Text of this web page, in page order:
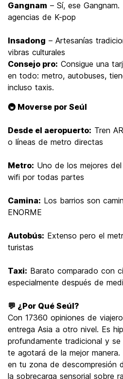
Gangnam – Sí, ese
agencias de K-pop
Insadong – Artesanías
vibras culturales
Consejo pro: Consigue una
en todo: metro, autobuses,
incluso taxis.
🚇 Moverse por Seúl
Desde el aeropuerto: Tren
o líneas de metro directas
Metro: Uno de los mejores
wifi por todas partes
Camina: Los barrios son
ENORME
Autobús: Extenso pero el
turistas
Taxi: Barato comparado con
especialmente después de
💬 ¿Por Qué Seúl?
Con 17360 opiniones de
entrega Asia a otro nivel. Es
profundamente tradicional y
te agotará de la mejor
en tu zona de descompresión
la sobrecarga sensorial sobre